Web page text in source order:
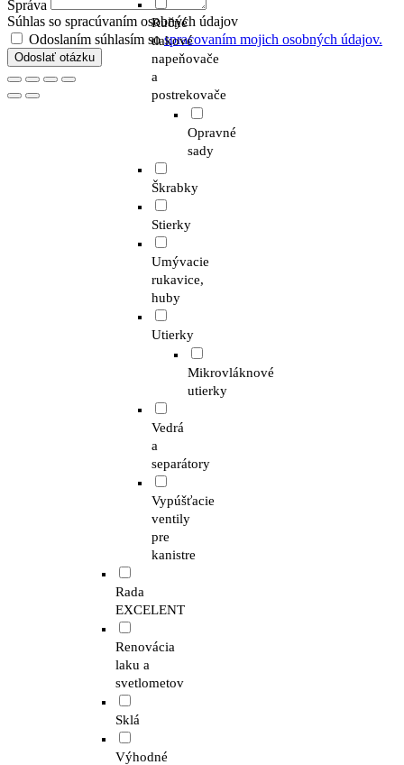
Ručné
tlakové
napeňovače
a
postrekovače
Opravné
sady
Škrabky
Stierky
Umývacie
rukavice,
huby
Utierky
Mikrovláknové
utierky
Vedrá
a
separátory
Vypúšťacie
ventily
pre
kanistre
Rada
EXCELENT
Renovácia
laku a
svetlometov
Sklá
Výhodné
Správa
Súhlas so spracúvaním osobných údajov
Odoslaním súhlasím sospracovaním mojich osobných údajov.
Odoslať otázku